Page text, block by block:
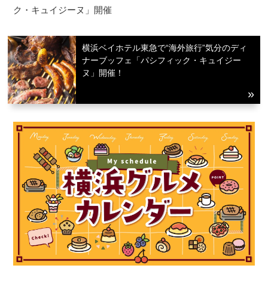
ク・キュイジーヌ」開催
横浜ベイホテル東急で“海外旅行”気分のディ
ナーブッフェ「パシフィック・キュイジー
ヌ」開催！